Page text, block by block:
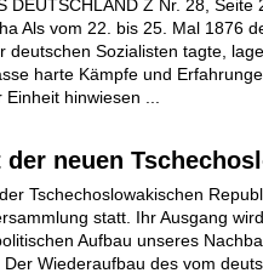
DEUTSCHLAND Z Nr. 28, Seite
Als vom 22. bis 25. Mal 1876
deutschen Sozialisten tagte,
harte Kämpfe und
hinwiesen ...
neuen
Tschechoslowakischen
statt. Ihr Ausgang
Aufbau unseres
Wiederaufbau des vom